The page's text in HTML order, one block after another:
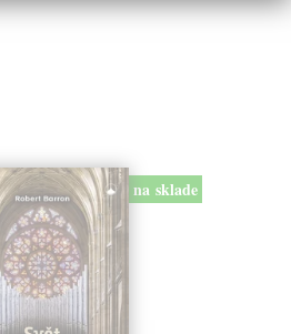
na sklade